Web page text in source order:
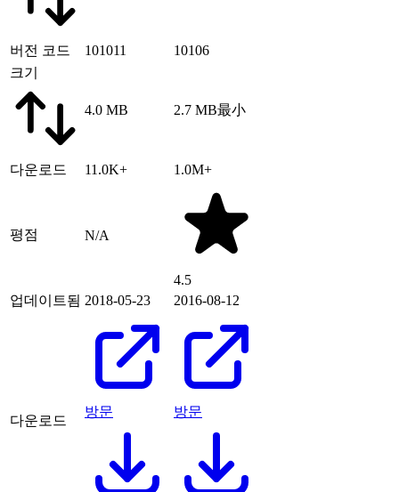
버전 코드 101011
10106
크기
4.0 MB 2.7 MB最小
다운로드 11.0K+ 1.0M+
평점 N/A
4.5
업데이트됨 2018-05-23 2016-08-12
다운로드
방문 방문